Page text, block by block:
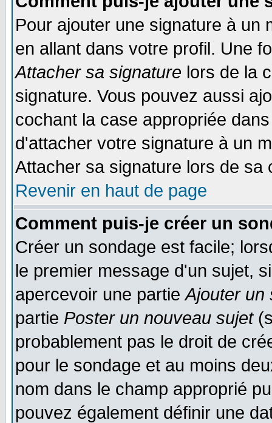
Pour ajouter une signature à un
en allant dans votre profil. Une
Attacher sa signature lors de la
signature. Vous pouvez aussi
cochant la case appropriée
d'attacher votre signature à un
Attacher sa signature lors de sa
Revenir en haut de page
Comment puis-je créer un
Créer un sondage est facile;
le premier message d'un sujet,
apercevoir une partieAjouter un
partie Poster un nouveau sujet
probablement pas le droit de
pour le sondage et au moins
nom dans le champ approprié
pouvez également définir une